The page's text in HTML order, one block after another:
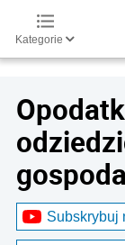
Kategorie
Subskrybuj